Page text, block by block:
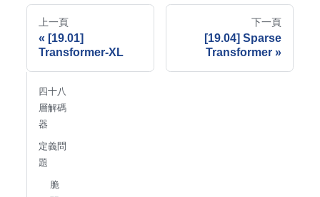
上一頁
[19.01]
Transformer-XL
下一頁
[19.04] Sparse
Transformer
四十八
層解碼
器
定義問
題
脆